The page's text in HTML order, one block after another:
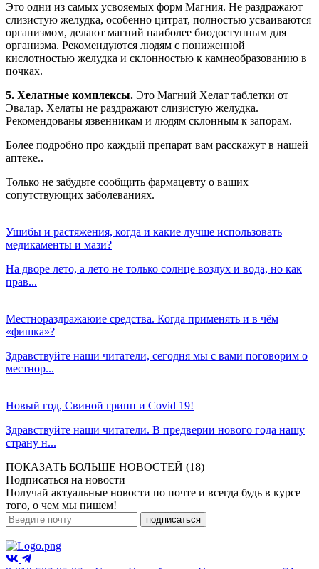
Это одни из самых усвояемых форм Магния. Не раздражают
слизистую желудка, особенно цитрат, полностью усваиваются
организмом, делают магний наиболее биодоступным для
организма. Рекомендуются людям с пониженной
кислотностью желудка и склонностью к камнеобразованию в
почках.
5. Хелатные комплексы. Это Магний Хелат таблетки от
Эвалар. Хелаты не раздражают слизистую желудка.
Рекомендованы язвенникам и людям склонным к запорам.
Более подробно про каждый препарат вам расскажут в нашей
аптеке..
Только не забудьте сообщить фармацевту о ваших
сопутствующих заболеваниях.
Ушибы и растяжения, когда и какие лучше использовать
медикаменты и мази?
На дворе лето, а лето не только солнце воздух и вода, но как
прав...
Местнораздражаюие средства. Когда применять и в чём
«фишка»?
Здравствуйте наши читатели, сегодня мы с вами поговорим о
местнор...
Новый год, Свиной грипп и Covid 19!
Здравствуйте наши читатели. В предверии нового года нашу
страну н...
ПОКАЗАТЬ БОЛЬШЕ НОВОСТЕЙ (18)
Подписаться на новости
Получай актуальные новости по почте и всегда будь в курсе
того, о чем мы пишем!
подписаться